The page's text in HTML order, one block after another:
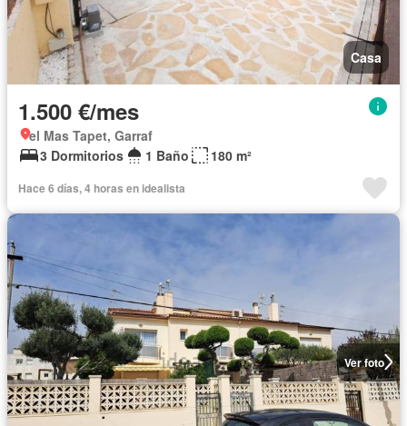
Casa
1.500 €/mes
el Mas Tapet, Garraf
3 Dormitorios
1 Baño 180 m²
Hace 6 días, 4 horas en idealista
Ver foto